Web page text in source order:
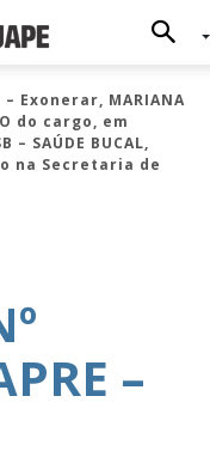
– Exonerar, MARIANA
do cargo, em
– SAÚDE BUCAL,
na Secretaria de
–